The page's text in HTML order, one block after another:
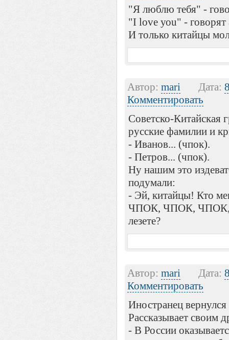
"Я люблю тебя" -
"I lоvе уоu" - говоpят
И только китайцы
Автор: mari Дата:
Комментировать
Советско-Китайская
русские фамилии и
- Иванов... (чпок).
- Петров... (чпок).
Ну нашим это
подумали:
- Эй, китайцы! Кто
ЧПОК, ЧПОК, ЧПОК,
лезете?
Автор: mari Дата:
Комментировать
Иностранец
Рассказывает своим
- В России